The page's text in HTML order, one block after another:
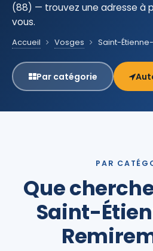
(88) — trouvez une adresse à
vous.
Accueil Vosges Saint-
Par catégorie
PAR
Que
Saint-